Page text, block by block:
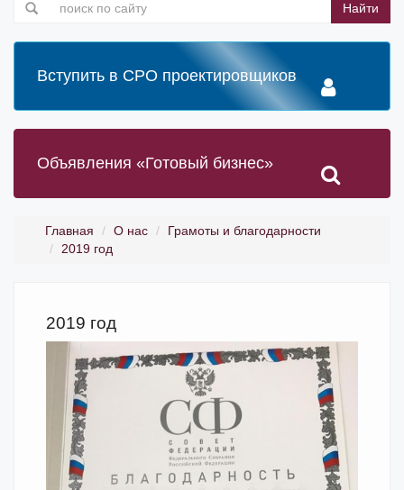
Найти
Вступить в СРО проектировщиков
Объявления «Готовый бизнес»
Главная О нас
Грамоты и благодарности
2019 год
2019 год